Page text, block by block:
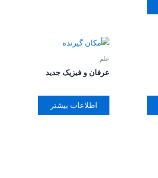
علم
عرفان و فیزیک جدید
اطلاعات بیشتر